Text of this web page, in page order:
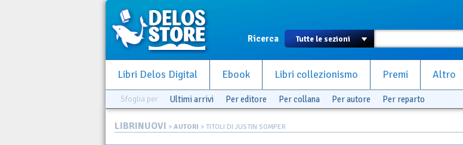
Ricerca
Libri Delos Digital Ebook Libri collezionismo Premi Altro
Sfoglia per Ultimi arrivi Per editore Per collana Per autore Per reparto
LIBRINUOVI > AUTORI > TITOLI DI JUSTIN SOMPER